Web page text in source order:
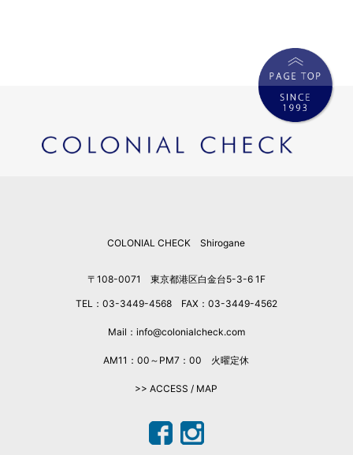
COLONIAL CHECK Shirogane
〒108-0071 東京都港区白金台5-3-6 1F
TEL：03-3449-4568 FAX：03-3449-4562
Mail：info@colonialcheck.com
AM11：00～PM7：00 火曜定休
>> ACCESS / MAP